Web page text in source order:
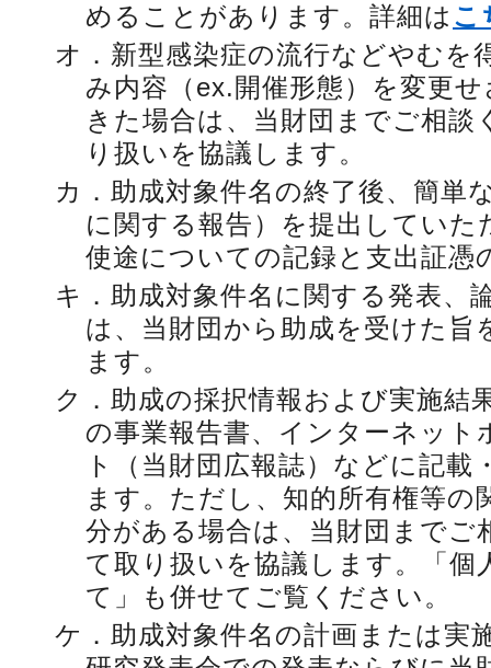
めることがあります。詳細は こ
オ． 新型感染症の流行などやむを
み内容（ex.開催形態）を変更
きた場合は、当財団までご相
り扱いを協議します。
カ． 助成対象件名の終了後、簡単
に関する報告）を提出してい
使途についての記録と支出証憑
キ． 助成対象件名に関する発表、
は、当財団から助成を受けた旨
ます。
ク． 助成の採択情報および実施結
の事業報告書、インターネッ
ト（当財団広報誌）などに記
ます。ただし、知的所有権等
分がある場合は、当財団までご
て取り扱いを協議します。「個
て」も併せてご覧ください。
ケ． 助成対象件名の計画または実